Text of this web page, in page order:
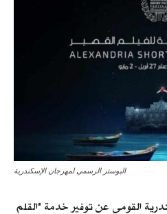
البوستر الرسمي لمهرجان الإسكندرية
القومي عن توفير خدمة "القلم